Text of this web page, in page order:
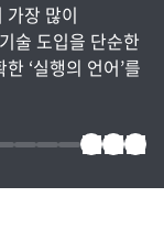
가장 많이
술 도입을 단순한
‘실행의 언어’를